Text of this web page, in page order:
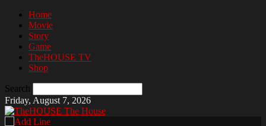
Home
Movie
Story
Game
TheHOUSE TV
Shop
Search
Friday, August 7, 2026
The House